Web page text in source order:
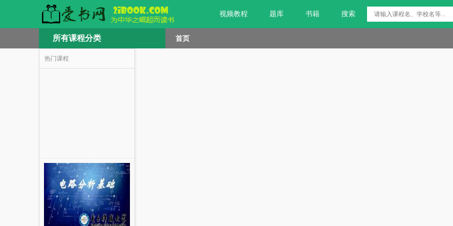
视频教程 题库 书籍 搜索
所有课程分类 首页
热门课程